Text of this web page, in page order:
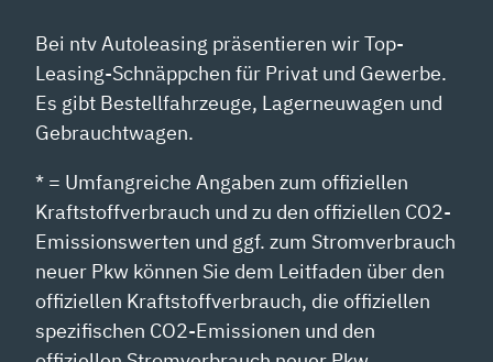
Bei ntv Autoleasing präsentieren wir Top-
Leasing-Schnäppchen für Privat und Gewerbe.
Es gibt Bestellfahrzeuge, Lagerneuwagen und
Gebrauchtwagen.
* = Umfangreiche Angaben zum offiziellen
Kraftstoffverbrauch und zu den offiziellen CO2-
Emissionswerten und ggf. zum Stromverbrauch
neuer Pkw können Sie dem Leitfaden über den
offiziellen Kraftstoffverbrauch, die offiziellen
spezifischen CO2-Emissionen und den